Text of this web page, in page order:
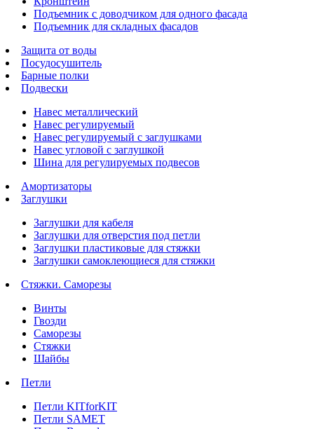
Подъемник с доводчиком для одного фасада
Подъемник для складных фасадов
Защита от воды
Посудосушитель
Барные полки
Подвески
Навес металлический
Навес регулируемый
Навес регулируемый с заглушками
Навес угловой с заглушкой
Шина для регулируемых подвесов
Амортизаторы
Заглушки
Заглушки для кабеля
Заглушки для отверстия под петли
Заглушки пластиковые для стяжки
Заглушки самоклеющиеся для стяжки
Стяжки. Саморезы
Винты
Гвозди
Саморезы
Стяжки
Шайбы
Петли
Петли KITforKIT
Петли SAMET